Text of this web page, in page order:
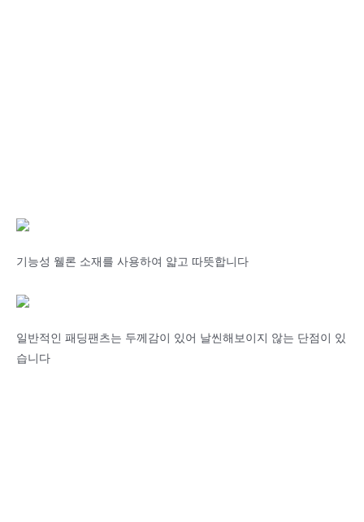
기능성 웰론 소재를 사용하여 얇고 따뜻합니다
일반적인 패딩팬츠는 두께감이 있어 날씬해보이지 않는 단점이 있
습니다